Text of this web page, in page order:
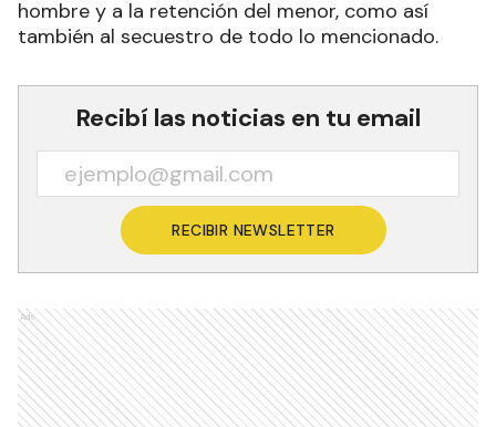
hombre y a la retención del menor, como así
también al secuestro de todo lo mencionado.
Recibí las noticias en tu email
RECIBIR NEWSLETTER
Ads